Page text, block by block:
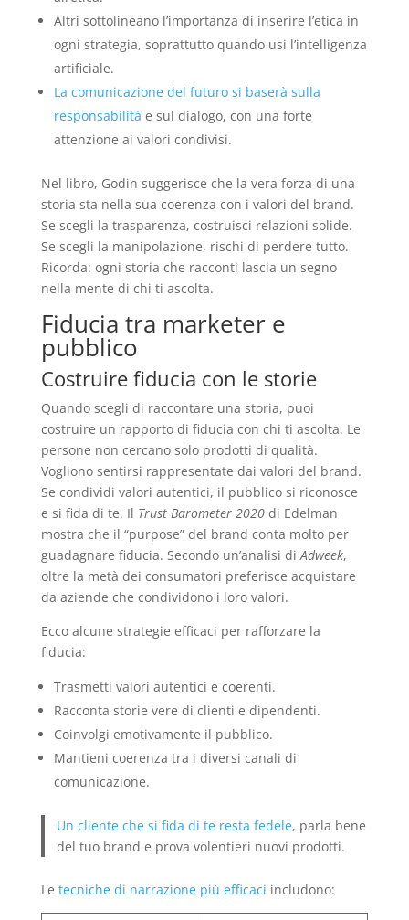
Altri sottolineano l’importanza di inserire l’etica in
ogni strategia, soprattutto quando usi l’intelligenza
artificiale.
La comunicazione del futuro si baserà sulla
responsabilità e sul dialogo, con una forte
attenzione ai valori condivisi.
Nel libro, Godin suggerisce che la vera forza di una
storia sta nella sua coerenza con i valori del brand.
Se scegli la trasparenza, costruisci relazioni solide.
Se scegli la manipolazione, rischi di perdere tutto.
Ricorda: ogni storia che racconti lascia un segno
nella mente di chi ti ascolta.
Fiducia tra marketer e
pubblico
Costruire fiducia con le storie
Quando scegli di raccontare una storia, puoi
costruire un rapporto di fiducia con chi ti ascolta. Le
persone non cercano solo prodotti di qualità.
Vogliono sentirsi rappresentate dai valori del brand.
Se condividi valori autentici, il pubblico si riconosce
e si fida di te. Il Trust Barometer 2020di Edelman
mostra che il “purpose” del brand conta molto per
guadagnare fiducia. Secondo un’analisi diAdweek,
oltre la metà dei consumatori preferisce acquistare
da aziende che condividono i loro valori.
Ecco alcune strategie efficaci per rafforzare la
fiducia:
Trasmetti valori autentici e coerenti.
Racconta storie vere di clienti e dipendenti.
Coinvolgi emotivamente il pubblico.
Mantieni coerenza tra i diversi canali di
comunicazione.
Un cliente che si fida di te resta fedele, parla bene
del tuo brand e prova volentieri nuovi prodotti.
Le tecniche di narrazione più efficaci includono: